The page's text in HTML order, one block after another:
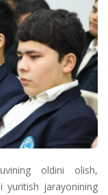
oldini olish,
yuritish jarayonining